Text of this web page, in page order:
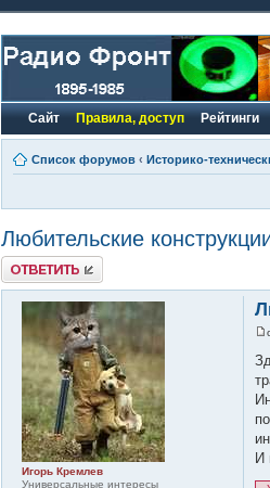
Сайт Правила, доступ Рейтинги
Список форумов ‹ Историко-
Любительские
Ответить
И
Игорь Кремлев
Универсальные интересы